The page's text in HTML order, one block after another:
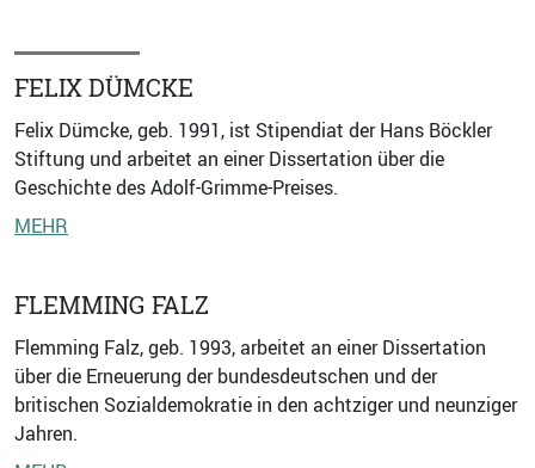
FELIX DÜMCKE
Felix Dümcke, geb. 1991, ist Stipendiat der Hans Böckler
Stiftung und arbeitet an einer Dissertation über die
Geschichte des Adolf-Grimme-Preises.
MEHR
FLEMMING FALZ
Flemming Falz, geb. 1993, arbeitet an einer Dissertation
über die Erneuerung der bundesdeutschen und der
britischen Sozialdemokratie in den achtziger und neunziger
Jahren.